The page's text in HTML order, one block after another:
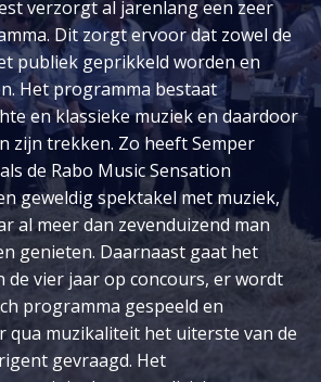
verzorgt al jarenlang een zeer
Dit zorgt ervoor dat zowel de
publiek geprikkeld worden en
Het programma bestaat
en klassieke muziek en daardoor
zijn trekken. Zo heeft Semper
de Rabo Music Sensation
geweldig spektakel met muziek,
al meer dan zevenduizend man
genieten. Daarnaast gaat het
de vier jaar op concours, er wordt
programma gespeeld en
qua muzikaliteit het uiterste van de
gevraagd. Het